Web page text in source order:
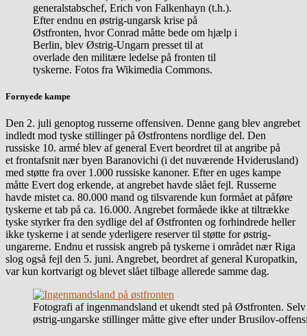
generalstabschef, Erich von Falkenhayn (t.h.).
Efter endnu en østrig-ungarsk krise på
Østfronten, hvor Conrad måtte bede om hjælp i
Berlin, blev Østrig-Ungarn presset til at
overlade den militære ledelse på fronten til
tyskerne. Fotos fra Wikimedia Commons.
Fornyede kampe
Den 2. juli genoptog russerne offensiven. Denne gang blev angrebet
indledt mod tyske stillinger på Østfrontens nordlige del. Den
russiske 10. armé blev af general Evert beordret til at angribe på
et frontafsnit nær byen Baranovichi (i det nuværende Hviderusland)
med støtte fra over 1.000 russiske kanoner. Efter en uges kampe
måtte Evert dog erkende, at angrebet havde slået fejl. Russerne
havde mistet ca. 80.000 mand og tilsvarende kun formået at påføre
tyskerne et tab på ca. 16.000. Angrebet formåede ikke at tiltrække
tyske styrker fra den sydlige del af Østfronten og forhindrede heller
ikke tyskerne i at sende yderligere reserver til støtte for østrig-
ungarerne. Endnu et russisk angreb på tyskerne i området nær Riga
slog også fejl den 5. juni. Angrebet, beordret af general Kuropatkin,
var kun kortvarigt og blevet slået tilbage allerede samme dag.
Fotografi af ingenmandsland et ukendt sted på Østfronten.
østrig-ungarske stillinger måtte give efter under Brusilov-